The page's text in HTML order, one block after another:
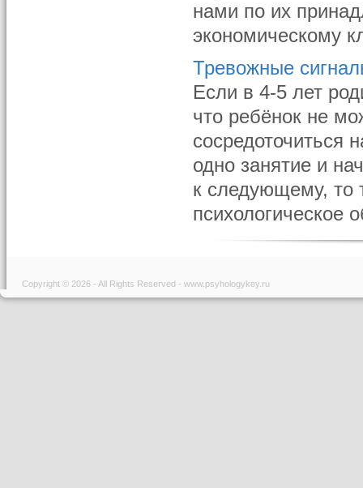
нами по их
экономическому
Тревожные
Если в 4-5 лет
что ребёнок не
сосредоточиться
одно занятие и
к следующему, то
психологическое
Copyright © 2026 - All Rights Reserved - www.psyhologykey.ru